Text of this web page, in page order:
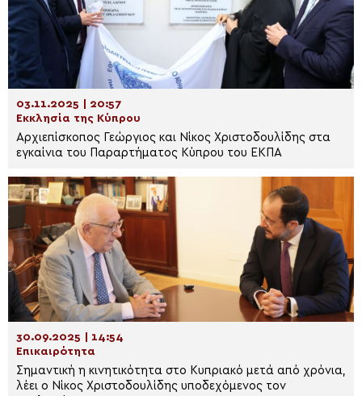
03.11.2025 | 20:57
Εκκλησία της Κύπρου
Aρχιεπίσκοπος Γεώργιος και Νίκος Χριστοδουλίδης στα
εγκαίνια του Παραρτήματος Κύπρου του ΕΚΠΑ
30.09.2025 | 14:54
Επικαιρότητα
Σημαντική η κινητικότητα στο Κυπριακό μετά από χρόνια,
λέει ο Νίκος Χριστοδουλίδης υποδεχόμενος τον